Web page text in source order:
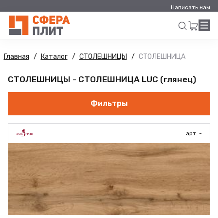
Написать нам
Искать
Главная Каталог СТОЛЕШНИЦЫ СТОЛЕШНИЦА
СТОЛЕШНИЦЫ - СТОЛЕШНИЦА LUC (глянец)
Фильтры
арт. -